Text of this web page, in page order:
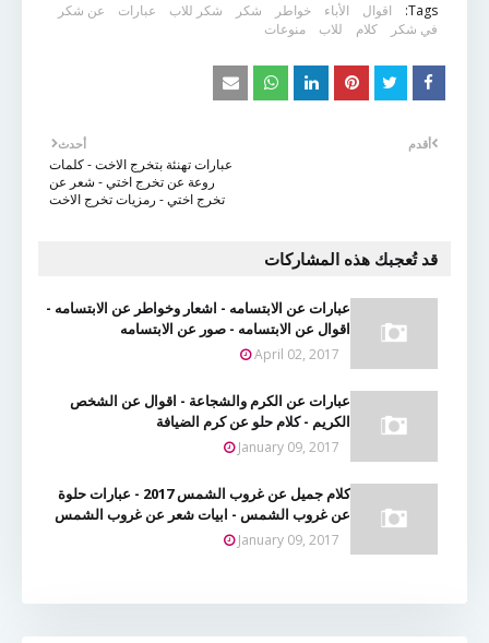
Tags: اقوال الأباء خواطر شكر شكر للاب عبارات
عن شكر
في شكر
كلام للاب منوعات
أحدث
عبارات تهنئة بتخرج الاخت - كلمات
روعة عن تخرج اختي - شعر عن
تخرج اختي - رمزيات تخرج الاخت
أقدم
قد تُعجبك هذه المشاركات
عبارات عن الابتسامه - اشعار وخواطر عن الابتسامه -
اقوال عن الابتسامه - صور عن الابتسامه
April 02, 2017
عبارات عن الكرم والشجاعة - اقوال عن الشخص
الكريم - كلام حلو عن كرم الضيافة
January 09, 2017
كلام جميل عن غروب الشمس 2017 - عبارات حلوة
عن غروب الشمس - ابيات شعر عن غروب الشمس
January 09, 2017